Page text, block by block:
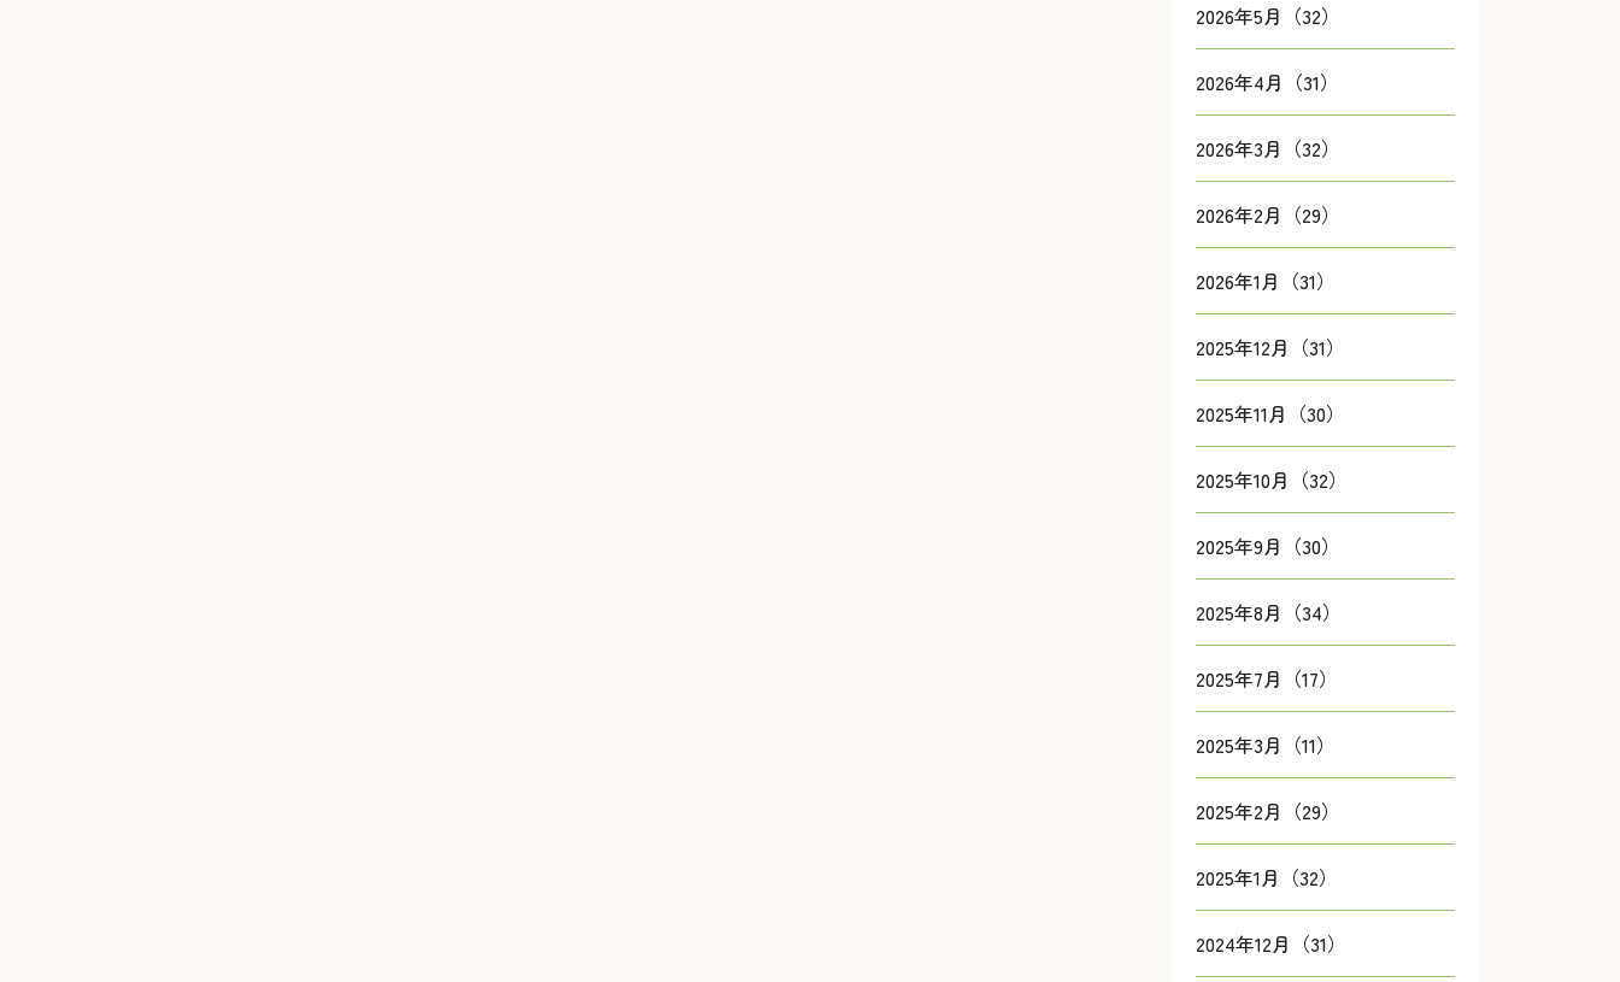
2026年5月（32）
2026年4月（31）
2026年3月（32）
2026年2月（29）
2026年1月（31）
2025年12月（31）
2025年11月（30）
2025年10月（32）
2025年9月（30）
2025年8月（34）
2025年7月（17）
2025年3月（11）
2025年2月（29）
2025年1月（32）
2024年12月（31）